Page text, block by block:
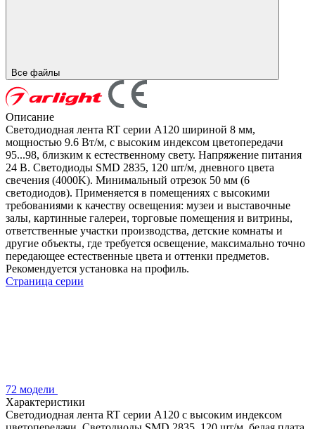
Все файлы
Описание
Светодиодная лента RT серии A120 шириной 8 мм,
мощностью 9.6 Вт/м, с высоким индексом цветопередачи
95...98, близким к естественному свету. Напряжение питания
24 В. Светодиоды SMD 2835, 120 шт/м, дневного цвета
свечения (4000K). Минимальный отрезок 50 мм (6
светодиодов). Применяется в помещениях с высокими
требованиями к качеству освещения: музеи и выставочные
залы, картинные галереи, торговые помещения и витрины,
ответственные участки производства, детские комнаты и
другие объекты, где требуется освещение, максимально точно
передающее естественные цвета и оттенки предметов.
Рекомендуется установка на профиль.
Страница серии
72 модели
Характеристики
Светодиодная лента RT серии A120 с высоким индексом